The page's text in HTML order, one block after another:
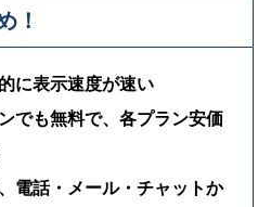
！
に表示速度が速い
でも無料で、各プラン安価
電話・メール・チャットか